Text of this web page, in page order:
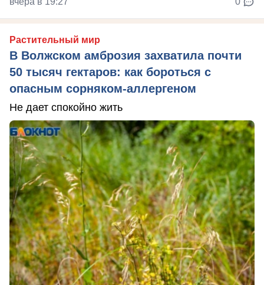
Растительный мир
В Волжском амброзия захватила почти
50 тысяч гектаров: как бороться с
опасным сорняком-аллергеном
Не дает спокойно жить